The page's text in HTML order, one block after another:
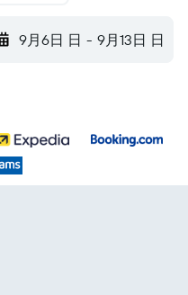
9月6日 日 - 9月13日 日